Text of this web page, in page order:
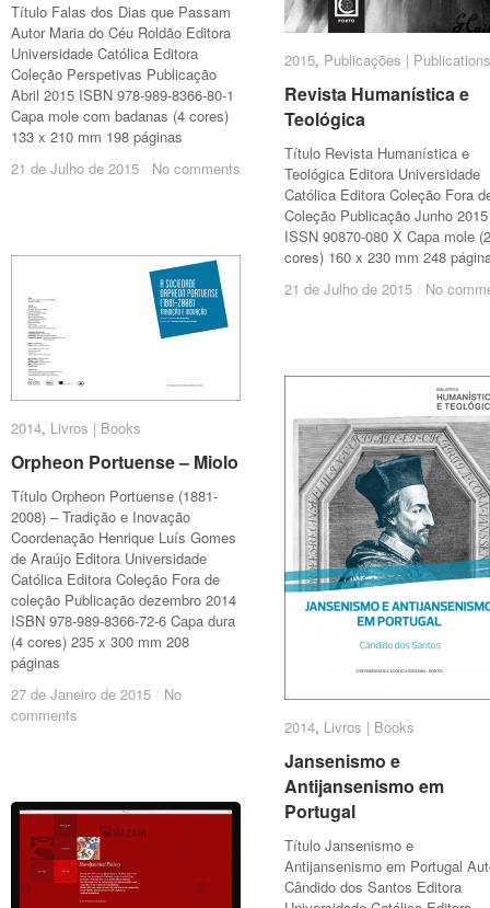
Título Falas dos Dias que Passam
Autor Maria do Céu Roldão Editora
Universidade Católica Editora
Coleção Perspetivas Publicação
Abril 2015 ISBN 978-989-8366-80-1
Capa mole com badanas (4 cores)
133 x 210 mm 198 páginas
21 de Julho de 2015 / No comments
21 de Julho de 2015 / No comments
2015, Publicações | Publications
Revista Humanística e
Teológica
Título Revista Humanística e
Teológica Editora Universidade
Católica Editora Coleção Fora
Coleção Publicação Junho 2015
ISSN 90870-080 X Capa mole (2
cores) 160 x 230 mm 248
21 de Julho de 2015 / No
2015 Publicações | Publications
Revista Humanística e
Teológica
21 de Julho de 2015 / No
2014, Livros | Books
Orpheon Portuense – Miolo
Título Orpheon Portuense (1881-
2008) – Tradição e Inovação
Coordenação Henrique Luís Gomes
de Araújo Editora Universidade
Católica Editora Coleção Fora de
coleção Publicação dezembro 2014
ISBN 978-989-8366-72-6 Capa dura
(4 cores) 235 x 300 mm 208
páginas
27 de Janeiro de 2015 / No
comments
2014 Livros | Books
Orpheon Portuense – Miolo
27 de Janeiro de 2015 / No
comments
2014, Livros | Books
Jansenismo e
Antijansenismo em
Portugal
Título Jansenismo e
Antijansenismo em Portugal
Cândido dos Santos Editora
2014 Livros | Books
Jansenismo e
Antijansenismo em
Portugal